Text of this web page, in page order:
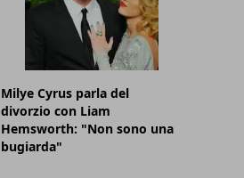
Milye Cyrus parla del
divorzio con Liam
Hemsworth: "Non sono una
bugiarda"